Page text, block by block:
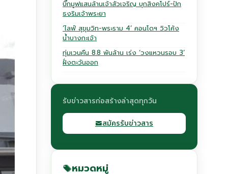
บิ๊กมูฟแสนล้านเจ้าสัวเจริญ บุกสิงคโปร์-ปัก
ธงริมเจ้าพระยา
‘ไลฟ์ สุขุมวิท-พระราม 4’ คอนโดฯ วิวโค้ง
น้ำบางกะเจ้า
ทุ่มเวนคืน 8.8 พันล้าน เร่ง ‘วงแหวนรอบ 3’
ฝั่งตะวันออก
รับข่าวสารก่อสร้างล่าสุดทุกวัน
สมัครรับข่าวสาร
หมวดหมู่